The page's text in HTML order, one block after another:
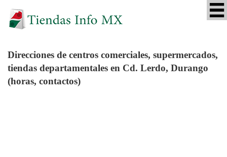
Direcciones de centros comerciales, supermercados,
tiendas departamentales en Cd. Lerdo, Durango
(horas, contactos)